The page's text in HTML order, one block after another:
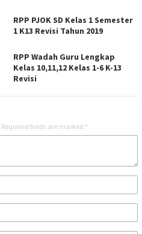
RPP PJOK SD Kelas 1 Semester
1 K13 Revisi Tahun 2019
RPP Wadah Guru Lengkap
Kelas 10,11,12 Kelas 1-6 K-13
Revisi
Required fields are marked *